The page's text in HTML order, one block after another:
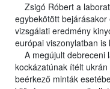
Zsigó Róbert a
egybekötött
vizsgálati eredmény
európai viszonylatban
A megújult debreceni
kockázatúnak ítélt
beérkező minták